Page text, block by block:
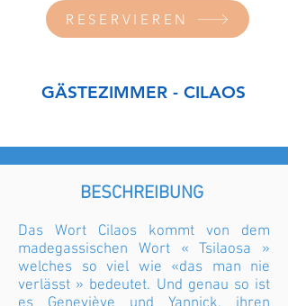
RESERVIEREN
GÄSTEZIMMER - CILAOS
BESCHREIBUNG
Das Wort Cilaos kommt von dem
madegassischen Wort « Tsilaosa »
welches so viel wie «das man nie
verlässt » bedeutet. Und genau so ist